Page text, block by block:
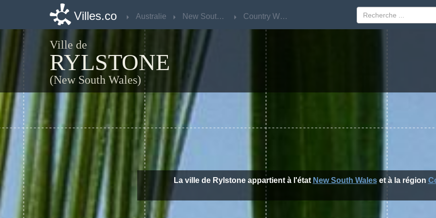
Villes.co Australie New South Wales Country West
Ville de
RYLSTONE
(New South Wales)
La ville de Rylstone appartient à l'état New South Waleset à la région
Villes.co Australie New South Wales Country West